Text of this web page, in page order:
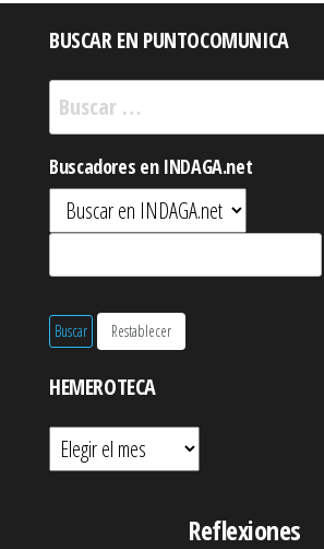
BUSCAR EN PUNTOCOMUNICA
Buscar:
Buscadores en INDAGA.net
HEMEROTECA
Hemeroteca
Reflexiones